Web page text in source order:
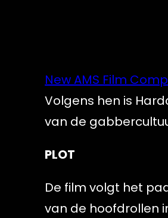
New AMS Film
Volgens hen is
van de
PLOT
De film volgt het
van de hoofdrollen